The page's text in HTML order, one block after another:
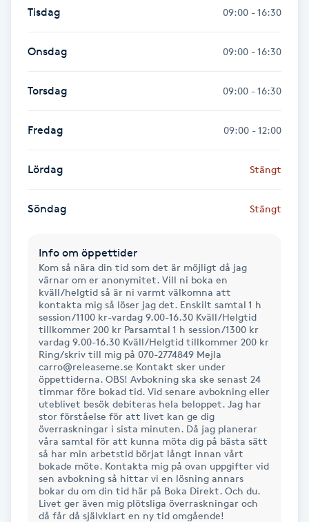
Fransk manikyr
Fransrengöring
Frekvensterapi
Friskvård
Friskvårdsmassage
Frisör
Färgning
Föning
Gel naglar
Gelenaglar
Gellack
Gellack med förstärkning
Tisdag 09:00 - 16:30
Onsdag 09:00 - 16:30
Torsdag 09:00 - 16:30
Fredag 09:00 - 12:00
Lördag Stängt
Söndag Stängt
Info om öppettider
Kom så nära din tid som det är möjligt då jag
värnar om er anonymitet. Vill ni boka en
kväll/helgtid så är ni varmt välkomna att
kontakta mig så löser jag det. Enskilt samtal 1 h
session/1100 kr-vardag 9.00-16.30 Kväll/Helgtid
tillkommer 200 kr Parsamtal 1 h session/1300 kr
vardag 9.00-16.30 Kväll/Helgtid tillkommer 200 kr
Ring/skriv till mig på 070-2774849 Mejla
carro@releaseme.se Kontakt sker under
öppettiderna. OBS! Avbokning ska ske senast 24
timmar före bokad tid. Vid senare avbokning eller
uteblivet besök debiteras hela beloppet. Jag har
stor förståelse för att livet kan ge dig
överraskningar i sista minuten. Då jag planerar
våra samtal för att kunna möta dig på bästa sätt
så har min arbetstid börjat långt innan vårt
bokade möte. Kontakta mig på ovan uppgifter vid
sen avbokning så hittar vi en lösning annars
bokar du om din tid här på Boka Direkt. Och du.
Livet ger även mig plötsliga överraskningar och
då får då självklart en ny tid omgående!